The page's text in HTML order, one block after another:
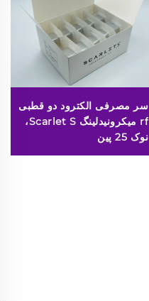
سر مصرفی الکترود دو قطبی
rf میکرونیدلینگ Scarlet S،
نوک 25 پین